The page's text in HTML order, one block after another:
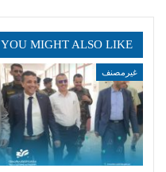
YOU MIGHT ALSO LIKE
غيرمصنف